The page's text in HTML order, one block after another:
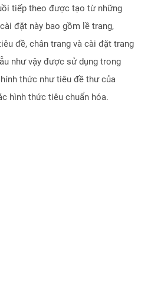
tiếp theo được tạo từ những
đặt này bao gồm lề trang,
đề, chân trang và cài đặt trang
như vậy được sử dụng trong
thức như tiêu đề thư của
hình thức tiêu chuẩn hóa.